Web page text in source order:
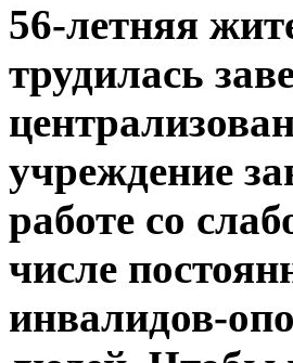
56-летняя
трудилась
учреждение
работе со
числе
инвалидов-